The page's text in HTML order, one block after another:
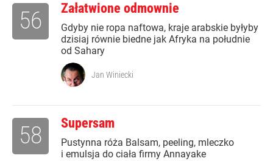
Załatwione odmownie
Gdyby nie ropa naftowa, kraje arabskie byłyby
dzisiaj równie biedne jak Afryka na południe
od Sahary
56
Jan Winiecki
Supersam
Pustynna róża Balsam, peeling, mleczko
i emulsja do ciała firmy Annayake
58